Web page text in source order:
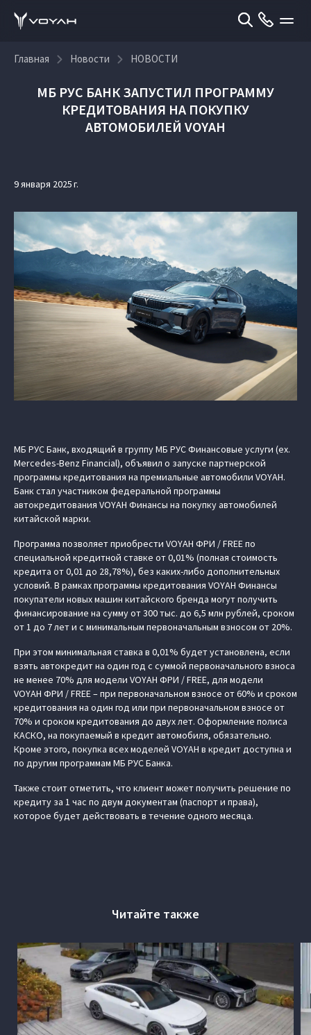
Главная Новости НОВОСТИ
МБ РУС БАНК ЗАПУСТИЛ ПРОГРАММУ
КРЕДИТОВАНИЯ НА ПОКУПКУ
АВТОМОБИЛЕЙ VOYAH
9 января 2025 г.
МБ РУС Банк, входящий в группу МБ РУС Финансовые услуги (ex.
Mercedes-Benz Financial), объявил о запуске партнерской
программы кредитования на премиальные автомобили VOYAH.
Банк стал участником федеральной программы
автокредитования VOYAH Финансы на покупку автомобилей
китайской марки.
Программа позволяет приобрести VOYAH ФРИ / FREE по
специальной кредитной ставке от 0,01% (полная стоимость
кредита от 0,01 до 28,78%), без каких-либо дополнительных
условий. В рамках программы кредитования VOYAH Финансы
покупатели новых машин китайского бренда могут получить
финансирование на сумму от 300 тыс. до 6,5 млн рублей, сроком
от 1 до 7 лет и с минимальным первоначальным взносом от 20%.
При этом минимальная ставка в 0,01% будет установлена, если
взять автокредит на один год с суммой первоначального взноса
не менее 70% для модели VOYAH ФРИ / FREE, для модели
VOYAH ФРИ / FREE – при первоначальном взносе от 60% и сроком
кредитования на один год или при первоначальном взносе от
70% и сроком кредитования до двух лет. Оформление полиса
КАСКО, на покупаемый в кредит автомобиля, обязательно.
Кроме этого, покупка всех моделей VOYAH в кредит доступна и
по другим программам МБ РУС Банка.
Также стоит отметить, что клиент может получить решение по
кредиту за 1 час по двум документам (паспорт и права),
которое будет действовать в течение одного месяца.
Читайте также